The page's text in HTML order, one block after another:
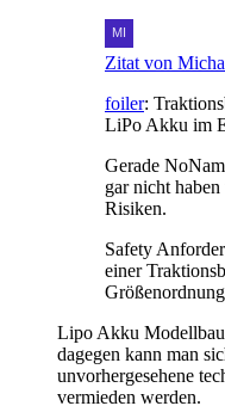
Zitat von
foiler:
LiPo Akku im
Gerade
gar nicht
Risiken.
Safety
einer
Lipo Akku
dagegen kann man
unvorhergesehene
vermieden werden.